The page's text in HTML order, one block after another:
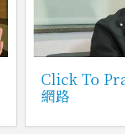
Click To
網路